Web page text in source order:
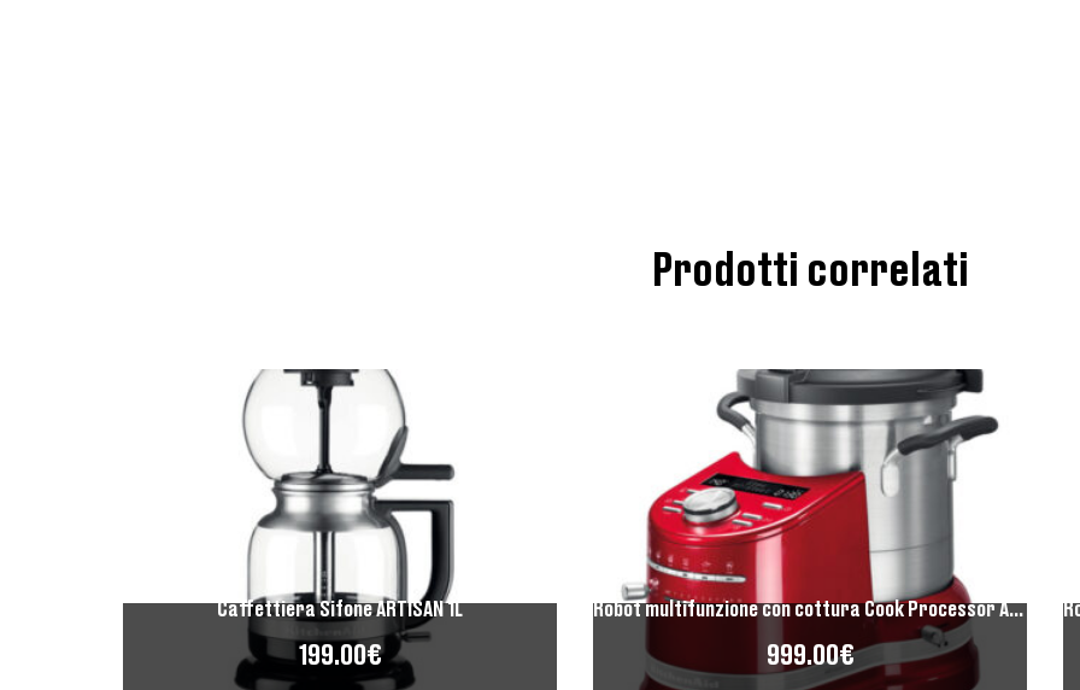
Prodotti correlati
Caffettiera Sifone ARTISAN 1L
199.00€
Robot multifunzione con cottura Cook Processor Artisan
999.00€